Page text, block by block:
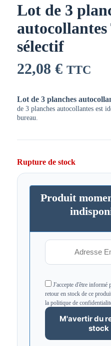
Lot de 3
sélectif
22,08 € TTC
Lot de 3 planches
de 3 planches autocollantes est
bureau.
Rupture de stock
Produit
J'accepte d'être informé
retour en stock de ce
la politique de